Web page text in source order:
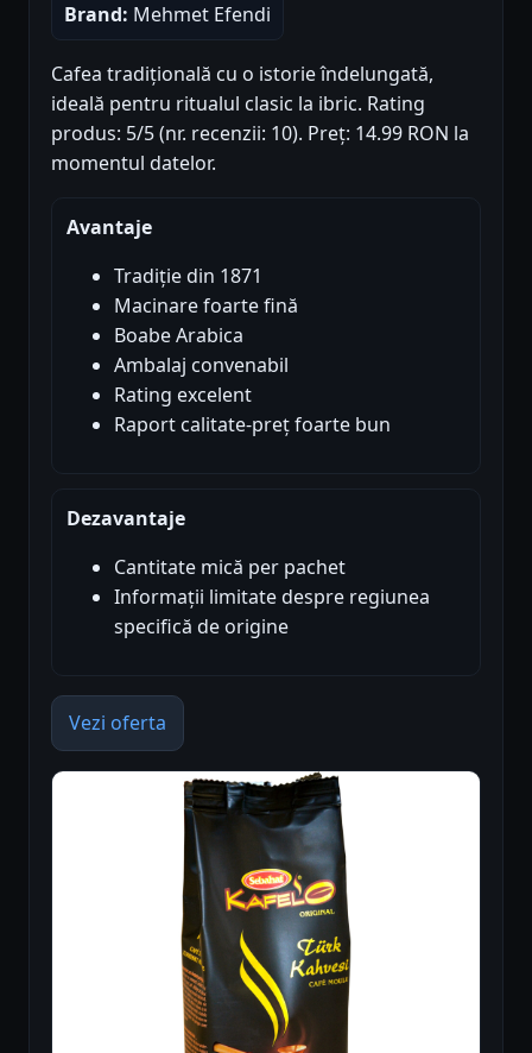
Brand: Mehmet Efendi
Cafea tradițională cu o istorie îndelungată,
ideală pentru ritualul clasic la ibric. Rating
produs: 5/5 (nr. recenzii: 10). Preț: 14.99 RON la
momentul datelor.
Avantaje
Tradiție din 1871
Macinare foarte fină
Boabe Arabica
Ambalaj convenabil
Rating excelent
Raport calitate-preț foarte bun
Dezavantaje
Cantitate mică per pachet
Informații limitate despre regiunea
specifică de origine
Vezi oferta